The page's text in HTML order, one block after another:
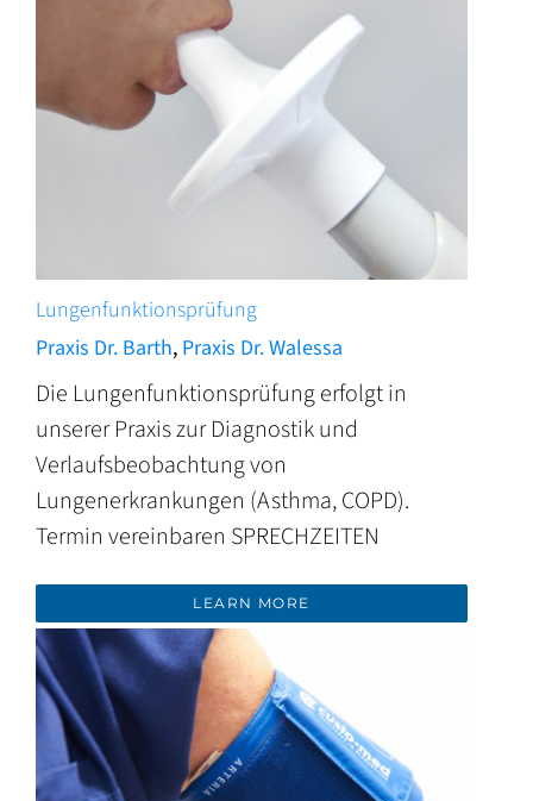
Lungenfunktionsprüfung
Praxis Dr. Barth, Praxis Dr. Walessa
Die Lungenfunktionsprüfung erfolgt in
unserer Praxis zur Diagnostik und
Verlaufsbeobachtung von
Lungenerkrankungen (Asthma, COPD).
Termin vereinbaren SPRECHZEITEN
LEARN MORE